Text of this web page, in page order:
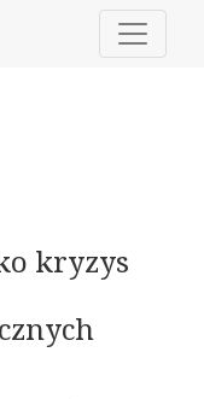
do instytucji
kryzys